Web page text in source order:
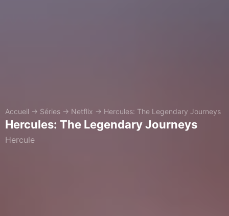
Accueil → Séries → Netflix → Hercules: The Legendary Journeys
Hercules: The Legendary Journeys
Hercule